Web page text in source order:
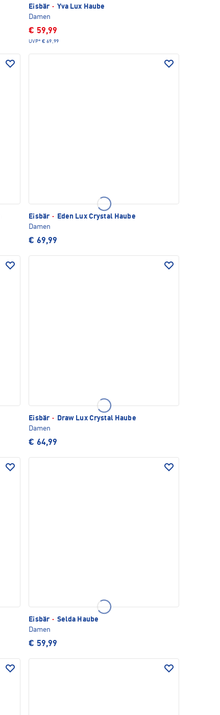
Eisbär · Yva Lux Haube
Damen
€ 59,99
UVP* € 69,99
Eisbär ·
Eden Lux Crystal Haube
Damen
€ 69,99
Eisbär ·
Draw Lux Crystal Haube
Damen
€ 64,99
Eisbär · Selda Haube
Damen
€ 59,99